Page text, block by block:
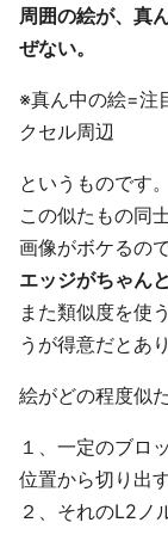
周囲の絵が、真
ぜない。
※真ん中の絵=注
クセル周辺
というものです。
この似たもの同
画像がボケるの
エッジがちゃん
また類似度を使
うが得意だとあ
絵がどの程度似
１、一定のブロ
位置から切り出
２、それのL2ノ